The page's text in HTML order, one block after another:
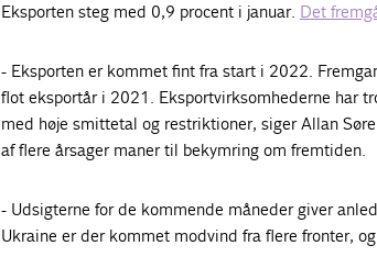
Eksporten steg med 0,9 procent i januar. Det
- Eksporten er kommet fint fra start i 2022.
flot eksportår i 2021. Eksportvirksomhederne har
med høje smittetal og restriktioner, siger Allan
af flere årsager maner til bekymring om fremtiden.
- Udsigterne for de kommende måneder giver
Ukraine er der kommet modvind fra flere fronter,